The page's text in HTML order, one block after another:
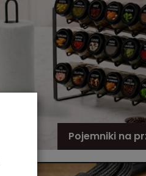
Pojemniki na